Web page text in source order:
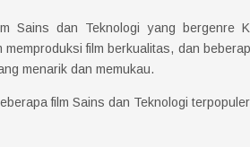
Sains dan Teknologi yang bergenre
film berkualitas, dan
menarik dan memukau.
film Sains dan Teknologi